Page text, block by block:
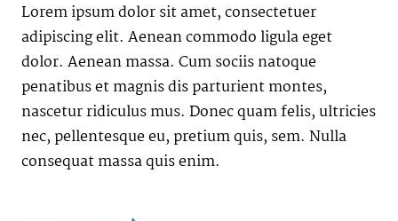
Lorem ipsum dolor sit amet, consectetuer
adipiscing elit. Aenean commodo ligula eget
dolor. Aenean massa. Cum sociis natoque
penatibus et magnis dis parturient montes,
nascetur ridiculus mus. Donec quam felis, ultricies
nec, pellentesque eu, pretium quis, sem. Nulla
consequat massa quis enim.